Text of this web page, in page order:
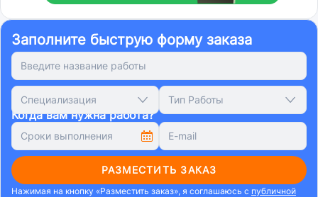
Заполните быструю форму заказа
Специализация Тип Работы
Когда вам нужна работа?
РАЗМЕСТИТЬ ЗАКАЗ
Нажимая на кнопку «Разместить заказ», я соглашаюсь с публичной